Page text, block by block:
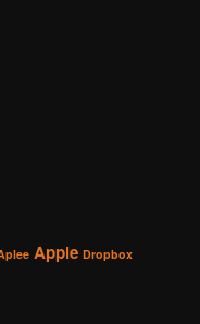
Apple Dropbox